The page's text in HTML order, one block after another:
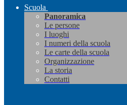
Scuola
Panoramica
Le persone
I luoghi
I numeri della scuola
Le carte della scuola
Organizzazione
La storia
Contatti